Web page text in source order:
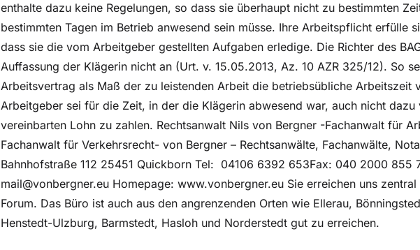
enthalte dazu keine Regelungen, so dass sie überhaupt nicht zu bestimmten
bestimmten Tagen im Betrieb anwesend sein müsse. Ihre Arbeitspflicht erfülle
dass sie die vom Arbeitgeber gestellten Aufgaben erledige. Die Richter des
Auffassung der Klägerin nicht an (Urt. v. 15.05.2013, Az. 10 AZR 325/12). So
Arbeitsvertrag als Maß der zu leistenden Arbeit die betriebsübliche Arbeitszeit
Arbeitgeber sei für die Zeit, in der die Klägerin abwesend war, auch nicht
vereinbarten Lohn zu zahlen. Rechtsanwalt Nils von Bergner -Fachanwalt für
Fachanwalt für Verkehrsrecht- von Bergner – Rechtsanwälte, Fachanwälte,
Bahnhofstraße 112 25451 Quickborn Tel: 04106 6392 653Fax: 040 2000 855
mail@vonbergner.eu Homepage: www.vonbergner.eu Sie erreichen uns
Forum. Das Büro ist auch aus den angrenzenden Orten wie Ellerau,
Henstedt-Ulzburg, Barmstedt, Hasloh und Norderstedt gut zu erreichen.